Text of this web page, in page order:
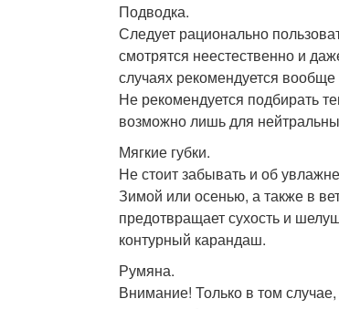
Подводка.
Следует рационально
смотрятся неестественно и
случаях рекомендуется
Не рекомендуется подбирать
возможно лишь для
Мягкие губки.
Не стоит забывать и об
Зимой или осенью, а также в
предотвращает сухость и
контурный карандаш.
Румяна.
Внимание! Только в том